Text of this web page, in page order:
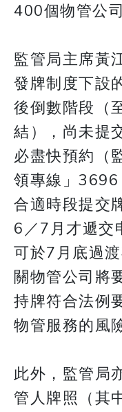
400個物管公司
監管局主席黃
發牌制度下設
後倒數階段（
結），尚未提
必盡快預約（
領專線」
合適時段提交
6／7月才遞交
可於7月底過
關物管公司將
持牌符合法例
物管服務的風
此外，監管局
管人牌照（其